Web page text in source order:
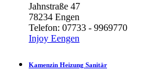
Jahnstraße 47
78234 Engen
Telefon: 07733 - 9969770
Injoy Eengen
Kamenzin Heizung Sanitär